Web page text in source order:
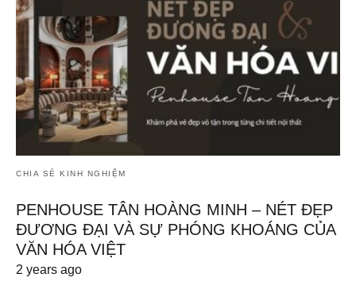
CHIA SẺ KINH NGHIỆM
PENHOUSE TÂN HOÀNG MINH – NÉT ĐẸP
ĐƯƠNG ĐẠI VÀ SỰ PHÓNG KHOÁNG CỦA
VĂN HÓA VIỆT
2 years ago